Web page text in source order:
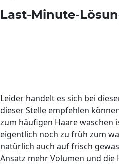
Last-Minute-
Leider handelt es sich bei
dieser Stelle empfehlen
zum häufigen Haare waschen
eigentlich noch zu früh zum
natürlich auch auf frisch
Ansatz mehr Volumen und die